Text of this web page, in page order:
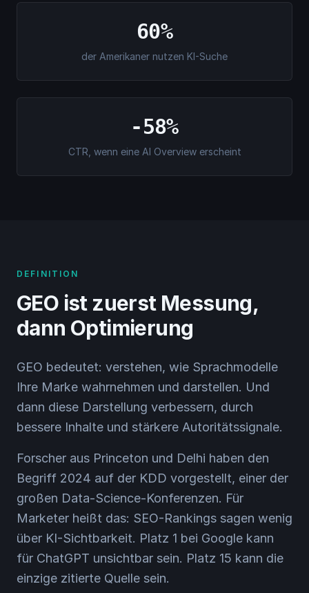
60%
der Amerikaner nutzen KI-Suche
-58%
CTR, wenn eine AI Overview erscheint
DEFINITION
GEO ist zuerst Messung,
dann Optimierung
GEO bedeutet: verstehen, wie Sprachmodelle
Ihre Marke wahrnehmen und darstellen. Und
dann diese Darstellung verbessern, durch
bessere Inhalte und stärkere Autoritätssignale.
Forscher aus Princeton und Delhi haben den
Begriff 2024 auf der KDD vorgestellt, einer der
großen Data-Science-Konferenzen. Für
Marketer heißt das: SEO-Rankings sagen wenig
über KI-Sichtbarkeit. Platz 1 bei Google kann
für ChatGPT unsichtbar sein. Platz 15 kann die
einzige zitierte Quelle sein.